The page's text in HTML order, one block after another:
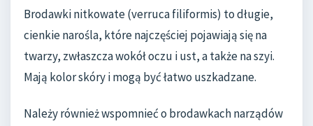
Brodawki nitkowate (verruca filiformis) to długie,
cienkie narośla, które najczęściej pojawiają się na
twarzy, zwłaszcza wokół oczu i ust, a także na szyi.
Mają kolor skóry i mogą być łatwo uszkadzane.
Należy również wspomnieć o brodawkach narządów